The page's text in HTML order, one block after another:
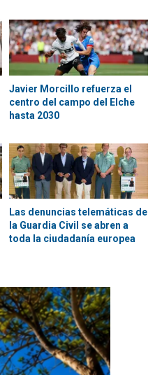
Javier Morcillo refuerza el
centro del campo del Elche
hasta 2030
Las denuncias telemáticas de
la Guardia Civil se abren a
toda la ciudadanía europea